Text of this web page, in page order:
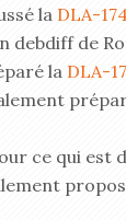
la DLA-
debdiff de
la DLA-
ce qui est